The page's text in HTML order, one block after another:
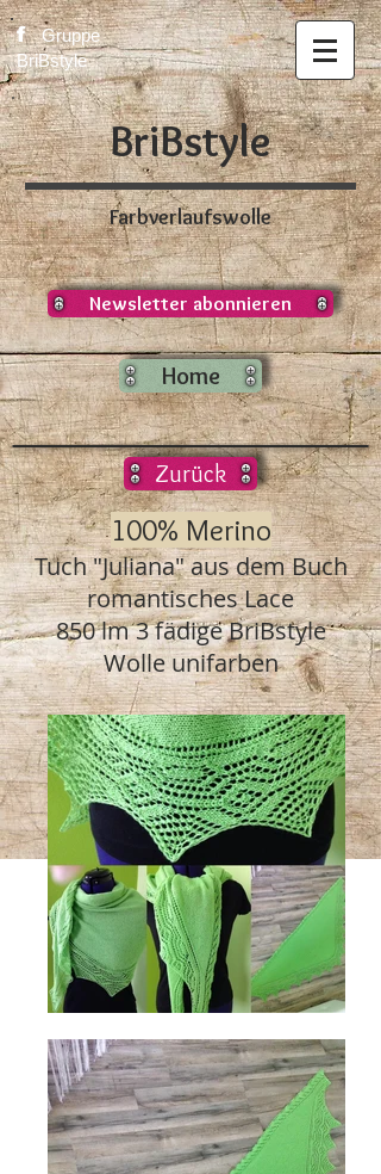
f Gruppe
BriBstyle
BriBstyle
Farbverlaufswolle
Newsletter abonnieren
Home
Zurück
100% Merino
Tuch "Juliana" aus dem Buch
romantisches Lace
850 lm 3 fädige BriBstyle
Wolle unifarben